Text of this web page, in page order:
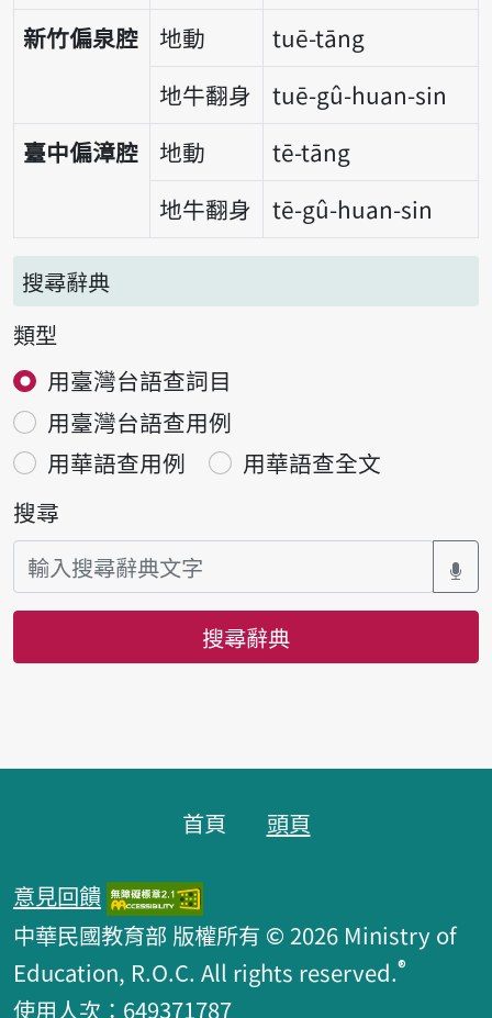
新竹偏泉腔
地動
tuē-tāng
地牛翻身
tuē-gû-huan-sin
臺中偏漳腔
地動
tē-tāng
地牛翻身
tē-gû-huan-sin
搜尋辭典
類型
用臺灣台語查詞目
用臺灣台語查用例
用華語查用例
用華語查全文
搜尋
搜尋辭典
首頁 頭頁
意見回饋
中華民國教育部 版權所有 © 2026 Ministry of
Education, R.O.C. All rights reserved.®
使用人次：649371787